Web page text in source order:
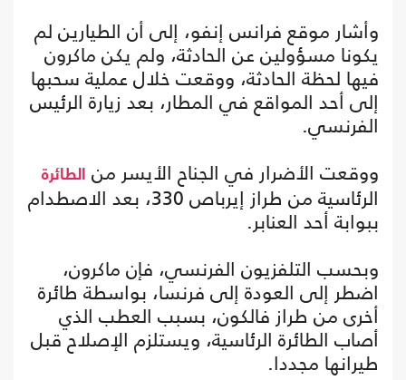
وأشار موقع فرانس إنفو، إلى أن الطيارين لم
يكونا مسؤولين عن الحادثة، ولم يكن ماكرون
فيها لحظة الحادثة، ووقعت خلال عملية سحبها
إلى أحد المواقع في المطار، بعد زيارة الرئيس
الفرنسي.
ووقعت الأضرار في الجناح الأيسر من
الطائرة
الرئاسية من طراز إيرباص 330، بعد الاصطدام
ببوابة أحد العنابر.
وبحسب التلفزيون الفرنسي، فإن ماكرون،
اضطر إلى العودة إلى فرنسا، بواسطة طائرة
أخرى من طراز فالكون، بسبب العطب الذي
أصاب الطائرة الرئاسية، ويستلزم الإصلاح قبل
طيرانها مجددا.